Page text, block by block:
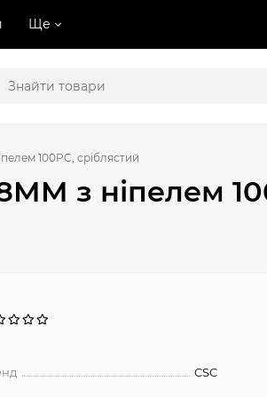
Ще
100PC, сріблястий
з ніпелем
CSC